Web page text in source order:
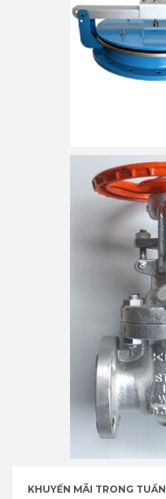
KHUYẾN MÃI TRONG TUẦN